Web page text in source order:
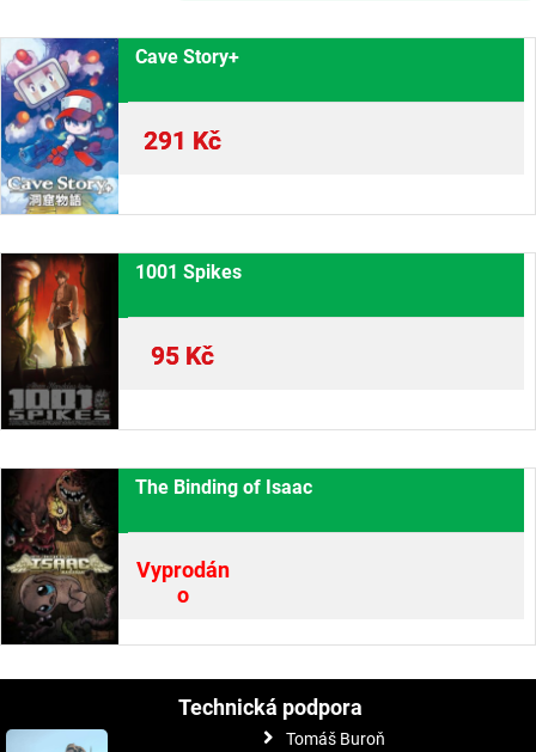
Cave Story+
291 Kč
1001 Spikes
95 Kč
The Binding of Isaac
Vyprodán
o
Technická podpora
Tomáš Buroň